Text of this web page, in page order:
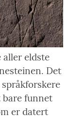
aller eldste
Det
bare funnet
er datert